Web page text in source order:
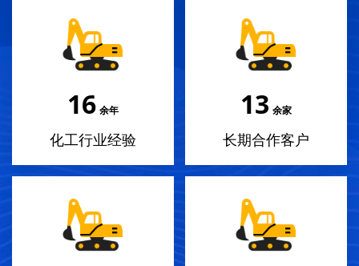
18 余年
化工行业经验
14 余家
长期合作客户